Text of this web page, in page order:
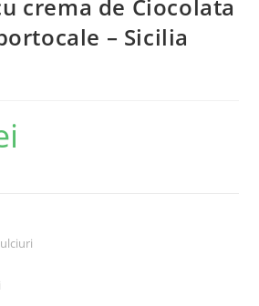
crema de Ciocolata
– Sicilia